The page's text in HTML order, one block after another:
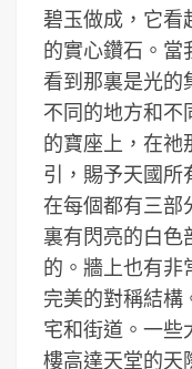
碧玉做成，它看
的實心鑽石。當
看到那裏是光的
不同的地方和不
的寶座上，在祂
引，賜予天國所
在每個都有三部
裏有閃亮的白色
的。牆上也有非
完美的對稱結構
宅和街道。一些
樓高達天堂的天